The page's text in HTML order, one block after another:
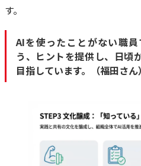
す。
AIを使ったことがない職
う、ヒントを提供し、日頃
目指しています。（福田さん）